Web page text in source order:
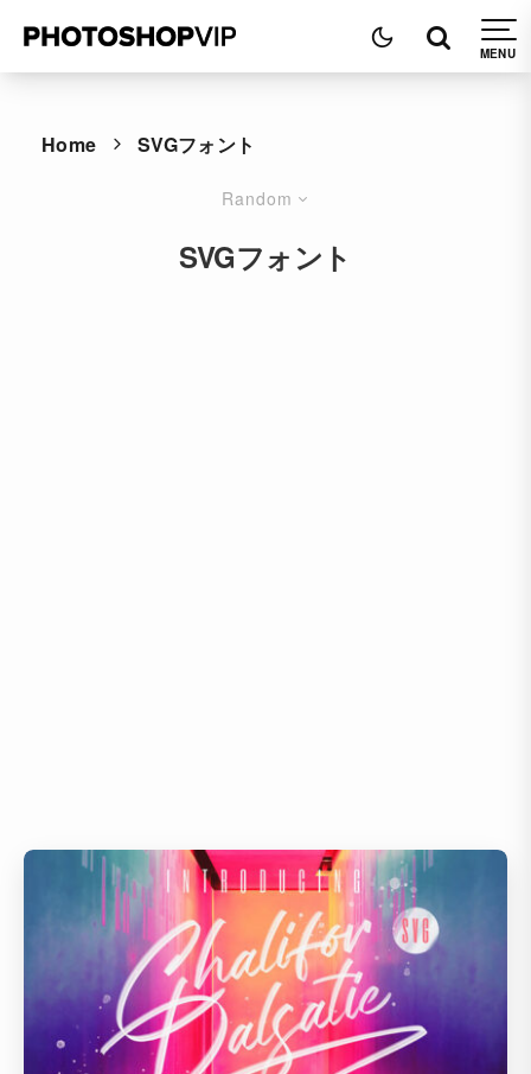
Home SVGフォント
Random
SVGフォント